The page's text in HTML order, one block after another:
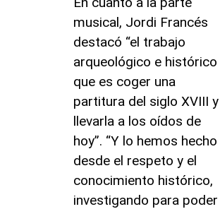
musical, Jordi Francés
destacó “el trabajo
arqueológico e histórico
que es coger una
partitura del siglo XVIII y
llevarla a los oídos de
hoy”. “Y lo hemos hecho
desde el respeto y el
conocimiento histórico,
investigando para poder